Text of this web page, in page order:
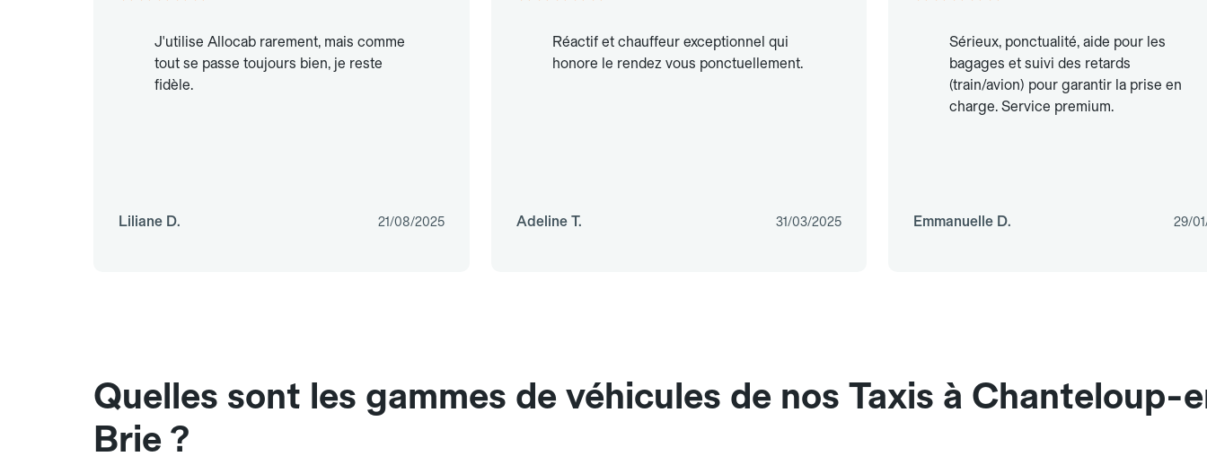
J'utilise Allocab rarement, mais comme
tout se passe toujours bien, je reste
fidèle.
Liliane D. 21/08/2025
Réactif et chauffeur exceptionnel qui
honore le rendez vous ponctuellement.
Adeline T. 31/03/2025
Sérieux, ponctualité, aide pour les
bagages et suivi des retards
(train/avion) pour garantir la prise en
charge. Service premium.
Emmanuelle D. 29/
Quelles sont les gammes de véhicules de nos Taxis à Chanteloup-
Brie ?